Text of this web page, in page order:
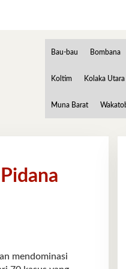
Bau-bau Bombana
Koltim Kolaka Utara
Muna Barat
mendominasi